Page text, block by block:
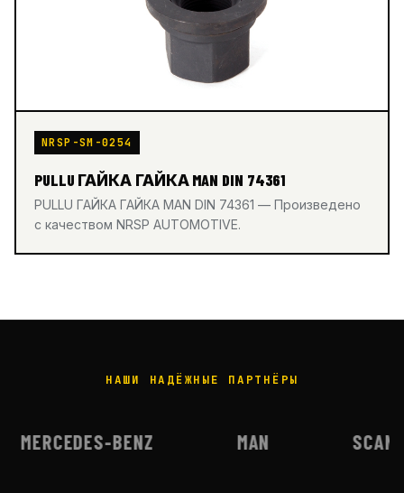
NRSP-SM-0254
PULLU ГАЙКА ГАЙКА MAN DIN 74361
PULLU ГАЙКА ГАЙКА MAN DIN 74361 — Произведено
с качеством NRSP AUTOMOTIVE.
НАШИ НАДЁЖНЫЕ ПАРТНЁРЫ
MERCEDES-BENZ MAN